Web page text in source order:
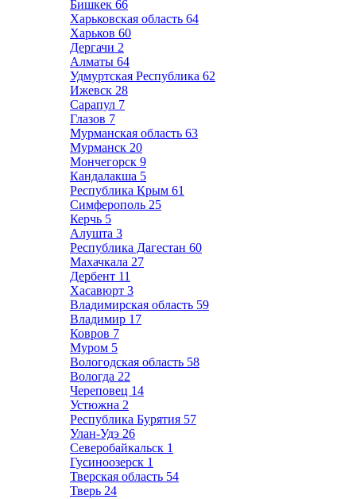
Бишкек 66
Харьковская область 64
Харьков 60
Дергачи 2
Алматы 64
Удмуртская Республика 62
Ижевск 28
Сарапул 7
Глазов 7
Мурманская область 63
Мурманск 20
Мончегорск 9
Кандалакша 5
Республика Крым 61
Симферополь 25
Керчь 5
Алушта 3
Республика Дагестан 60
Махачкала 27
Дербент 11
Хасавюрт 3
Владимирская область 59
Владимир 17
Ковров 7
Муром 5
Вологодская область 58
Вологда 22
Череповец 14
Устюжна 2
Республика Бурятия 57
Улан-Удэ 26
Северобайкальск 1
Гусиноозерск 1
Тверская область 54
Тверь 24